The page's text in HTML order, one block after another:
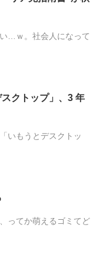
…ｗ。社会人になって
クトップ」、3 年
いもうとデスクトッ
ってか萌えるゴミてど